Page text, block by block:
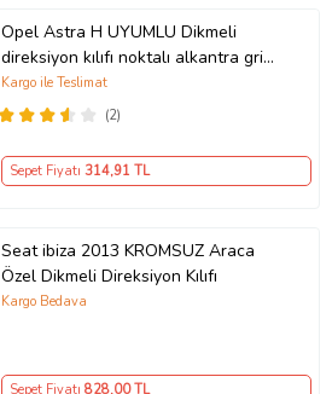
Opel Astra H UYUMLU Dikmeli
direksiyon kılıfı noktalı alkantra gri
yüzüklü ( 38×10.5CM )
(2)
Kargo ile Teslimat
Sepet Fiyatı 314,91 TL
Seat ibiza 2013 KROMSUZ Araca
Özel Dikmeli Direksiyon Kılıfı
Kargo Bedava
Sepet Fiyatı 828,00 TL